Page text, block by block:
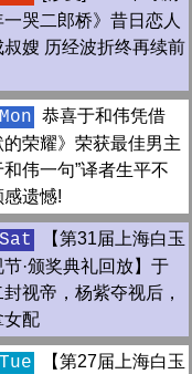
一哭二郎桥》昔日恋人
叔嫂 历经波折终再续前
Mon 恭喜于和伟凭借
的荣耀》荣获最佳男主
伟一句”译者生平不
遗憾!
Sat
【第31届上海白玉
节·颁奖典礼回放】于
视帝，杨紫夺视后，
女配
Tue
【第27届上海白玉